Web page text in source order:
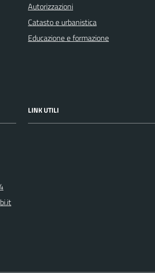
Autorizzazioni
Catasto e urbanistica
Educazione e formazione
LINK UTILI